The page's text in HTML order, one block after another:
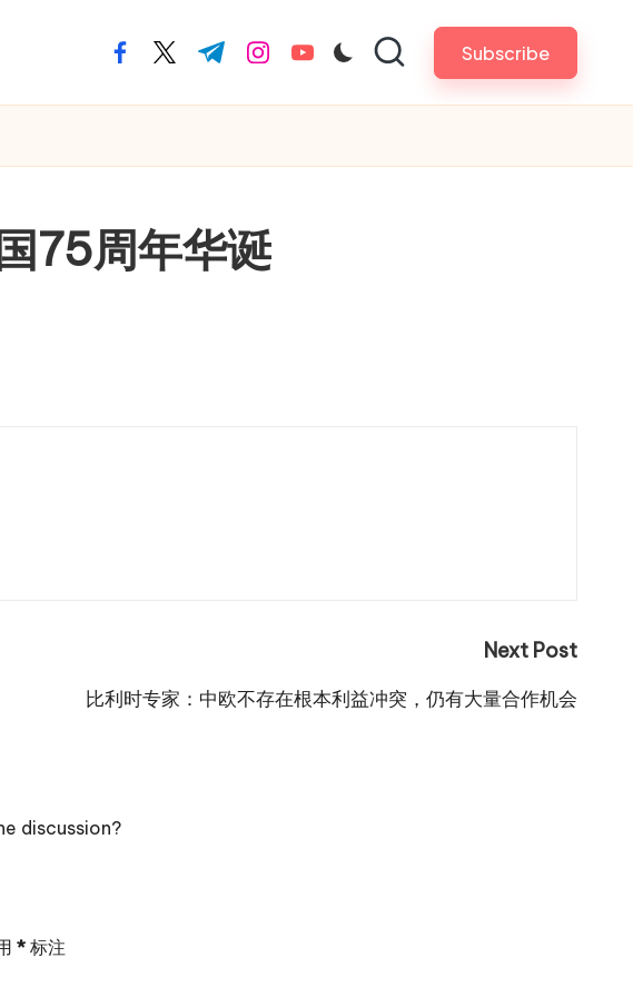
facebook.com
twitter.com
t.me instagram.com
youtube.com Subscribe
75周年华诞
Next Post
比利时专家：中欧不存在根本利益冲突，仍有大量合作机会
discussion?
* 标注